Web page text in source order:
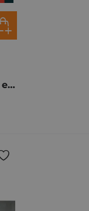
Studia z klasycznej etyki greckiej